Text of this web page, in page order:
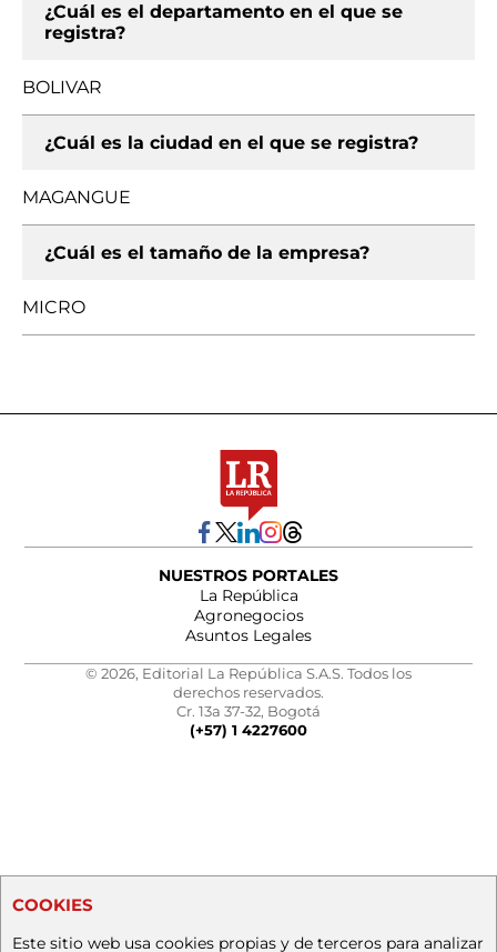
¿Cuál es el departamento en el que se
registra?
BOLIVAR
¿Cuál es la ciudad en el que se registra?
MAGANGUE
¿Cuál es el tamaño de la empresa?
MICRO
NUESTROS PORTALES
La República
Agronegocios
Asuntos Legales
© 2026, Editorial La República S.A.S. Todos los
derechos reservados.
Cr. 13a 37-32, Bogotá
(+57) 1 4227600
COOKIES
Este sitio web usa cookies propias y de terceros para analizar